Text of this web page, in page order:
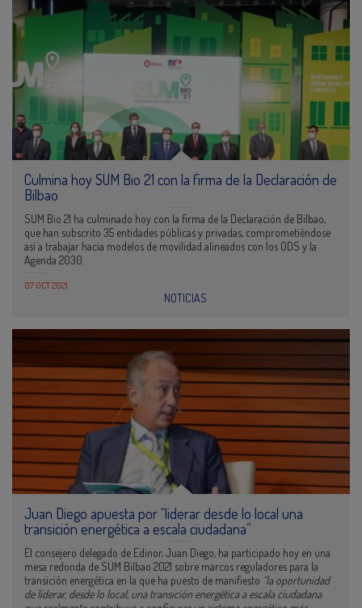
Culmina hoy SUM Bio 21 con la firma de la Declaración de
Bilbao
SUM Bio 21 ha culminado hoy con la firma de la Declaración de Bilbao,
que han subscrito 35 entidades públicas y privadas, comprometiéndose
así a trabajar hacia modelos de movilidad alineados con los ODS y la
Agenda 2030.
07 OCT 2021
NOTICIAS
Juan Diego apuesta por “liderar desde lo local una
transición energética a escala ciudadana”
El consejero delegado de Edinor, Juan Diego, ha participado hoy en una
mesa redonda de SUM Bilbao 2021 sobre marcos reguladores para la
transición energética en la que ha puesto de manifiesto “la oportunidad
de liderar, desde lo local, una transición energética a escala ciudadana